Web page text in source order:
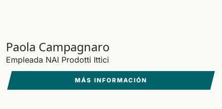
Paola Campagnaro
Empleada NAI Prodotti Ittici
MÁS INFORMACIÓN